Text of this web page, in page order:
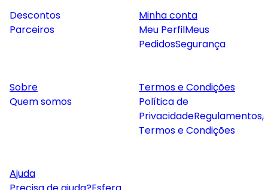
Descontos
Parceiros
Minha conta
Meu PerfilMeus
PedidosSegurança
Sobre
Quem somos
Termos e Condições
Política de
PrivacidadeRegulamentos,
Termos e Condições
Ajuda